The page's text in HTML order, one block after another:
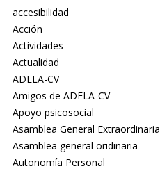
accesibilidad
Acción
Actividades
Actualidad
ADELA-CV
Amigos de ADELA-CV
Apoyo psicosocial
Asamblea General Extraordinaria
Asamblea general oridinaria
Autonomía Personal